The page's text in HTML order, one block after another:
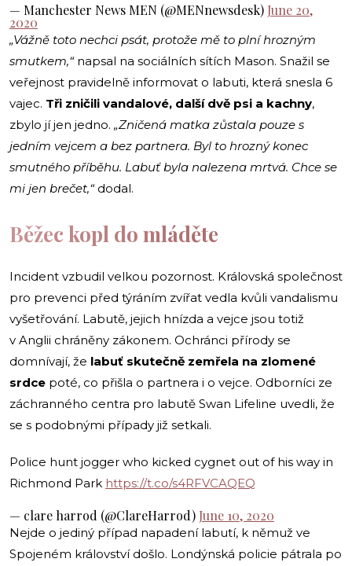
— Manchester News MEN (@MENnewsdesk) June 20,
2020
„Vážně toto nechci psát, protože mě to plní hrozným
smutkem,“napsal na sociálních sítích Mason. Snažil se
veřejnost pravidelně informovat o labuti, která snesla 6
vajec. Tři zničili vandalové, další dvě psi a kachny,
zbylo jí jen jedno. „Zničená matka zůstala pouze s
jedním vejcem a bez partnera. Byl to hrozný konec
smutného příběhu. Labuť byla nalezena mrtvá. Chce se
mi jen brečet,“ dodal.
Běžec kopl do mláděte
Incident vzbudil velkou pozornost. Královská společnost
pro prevenci před týráním zvířat vedla kvůli vandalismu
vyšetřování. Labutě, jejich hnízda a vejce jsou totiž
v Anglii chráněny zákonem. Ochránci přírody se
domnívají, že labuť skutečně zemřela na zlomené
srdce poté, co přišla o partnera i o vejce. Odborníci ze
záchranného centra pro labutě Swan Lifeline uvedli, že
se s podobnými případy již setkali.
Police hunt jogger who kicked cygnet out of his way in
Richmond Park https://t.co/s4RFVCAQEQ
— clare harrod (@ClareHarrod) June 10, 2020
Nejde o jediný případ napadení labutí, k němuž ve
Spojeném království došlo. Londýnská policie pátrala po